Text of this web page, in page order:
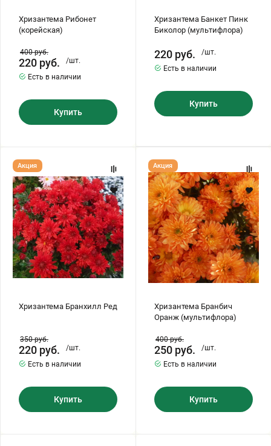
Хризантемы саженцы
Зелень и пряные травы
Хризантема Рибонет
(корейская)
400руб.
220 руб.
/шт.
Есть в наличии
Купить
Хризантема Банкет Пинк
Биколор (мультифлора)
220 руб.
/шт.
Есть в наличии
Купить
Хризантема
Бранхилл
Ред
Хризантема Бранхилл Ред
Акция
350руб.
220 руб.
/шт.
Есть в наличии
Купить
Хризантема
Бранбич
Оранж
(мультифлора)
Хризантема Бранбич
Оранж (мультифлора)
Акция
400руб.
250 руб.
/шт.
Есть в наличии
Купить